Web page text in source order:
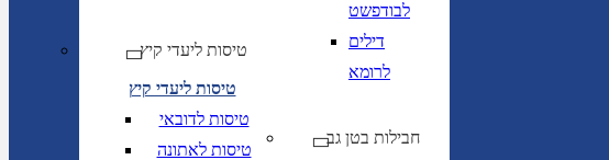
טיסות ליעדי קיץ
טיסות ליעדי קיץ
טיסות לדובאי
טיסות לאתונה
לבודפשט
דילים
לרומא
חבילות בטן גב